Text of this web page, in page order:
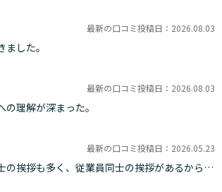
最新の口コミ投稿日：2026.08.03
した。
最新の口コミ投稿日：2026.08.03
理解が深まった。
最新の口コミ投稿日：2026.05.23
挨拶も多く、従業員同士の挨拶があるからこ